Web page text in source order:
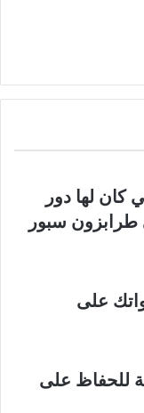
لها دور
طرابزون سبور
على
للحفاظ على